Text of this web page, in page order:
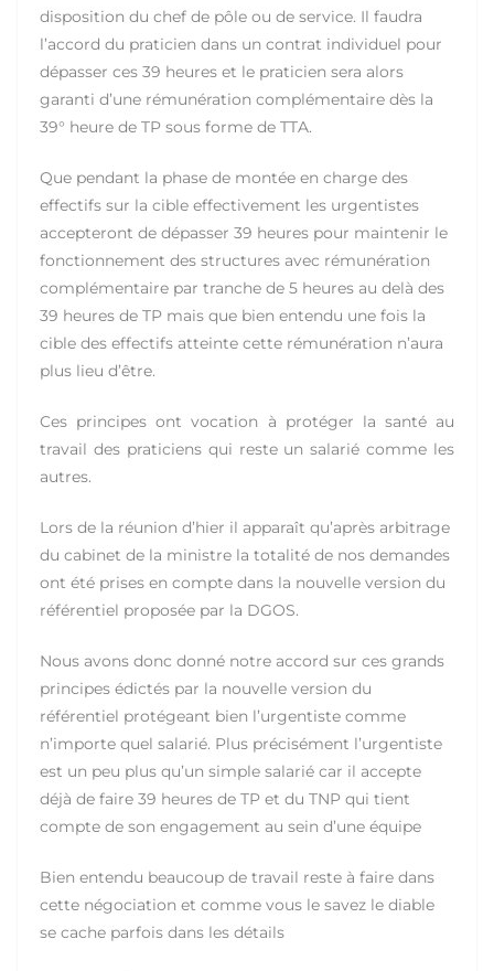
disposition du chef de pôle ou de service. Il faudra
l’accord du praticien dans un contrat individuel pour
dépasser ces 39 heures et le praticien sera alors
garanti d’une rémunération complémentaire dès la
39° heure de TP sous forme de TTA.
Que pendant la phase de montée en charge des
effectifs sur la cible effectivement les urgentistes
accepteront de dépasser 39 heures pour maintenir le
fonctionnement des structures avec rémunération
complémentaire par tranche de 5 heures au delà des
39 heures de TP mais que bien entendu une fois la
cible des effectifs atteinte cette rémunération n’aura
plus lieu d’être.
Ces principes ont vocation à protéger la santé au
travail des praticiens qui reste un salarié comme les
autres.
Lors de la réunion d’hier il apparaît qu’après arbitrage
du cabinet de la ministre la totalité de nos demandes
ont été prises en compte dans la nouvelle version du
référentiel proposée par la DGOS.
Nous avons donc donné notre accord sur ces grands
principes édictés par la nouvelle version du
référentiel protégeant bien l’urgentiste comme
n’importe quel salarié. Plus précisément l’urgentiste
est un peu plus qu’un simple salarié car il accepte
déjà de faire 39 heures de TP et du TNP qui tient
compte de son engagement au sein d’une équipe
Bien entendu beaucoup de travail reste à faire dans
cette négociation et comme vous le savez le diable
se cache parfois dans les détails